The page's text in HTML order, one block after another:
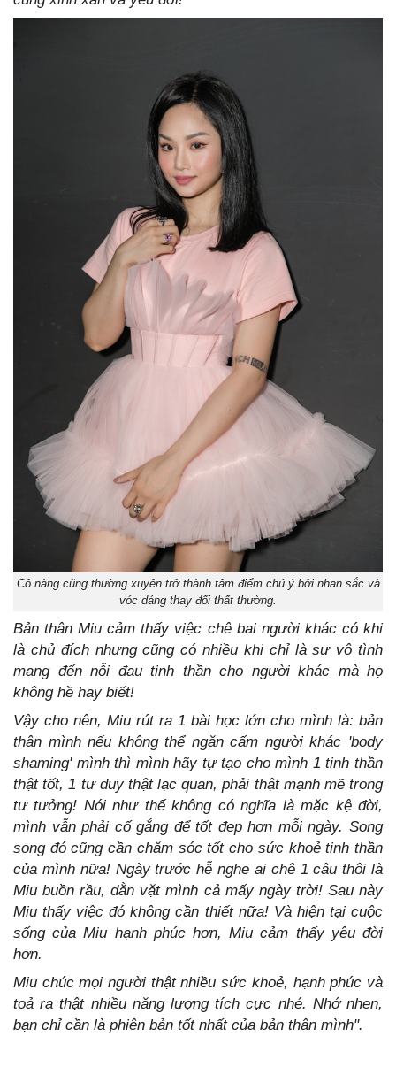
Cô nàng cũng thường xuyên trở thành tâm điểm chú ý bởi nhan sắc và
vóc dáng thay đổi thất thường.
Bản thân Miu cảm thấy việc chê bai người khác có khi
là chủ đích nhưng cũng có nhiều khi chỉ là sự vô tình
mang đến nỗi đau tinh thần cho người khác mà họ
không hề hay biết!
Vậy cho nên, Miu rút ra 1 bài học lớn cho mình là: bản
thân mình nếu không thể ngăn cấm người khác 'body
shaming' mình thì mình hãy tự tạo cho mình 1 tinh thần
thật tốt, 1 tư duy thật lạc quan, phải thật mạnh mẽ trong
tư tưởng! Nói như thế không có nghĩa là mặc kệ đời,
mình vẫn phải cố gắng để tốt đẹp hơn mỗi ngày. Song
song đó cũng cần chăm sóc tốt cho sức khoẻ tinh thần
của mình nữa! Ngày trước hễ nghe ai chê 1 câu thôi là
Miu buồn rầu, dằn vặt mình cả mấy ngày trời! Sau này
Miu thấy việc đó không cần thiết nữa! Và hiện tại cuộc
sống của Miu hạnh phúc hơn, Miu cảm thấy yêu đời
hơn.
Miu chúc mọi người thật nhiều sức khoẻ, hạnh phúc và
toả ra thật nhiều năng lượng tích cực nhé. Nhớ nhen,
bạn chỉ cần là phiên bản tốt nhất của bản thân mình".